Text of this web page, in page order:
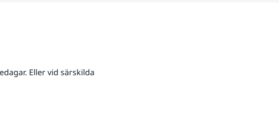
Eller vid särskilda